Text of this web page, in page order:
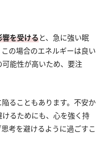
響を受けると、急に強い眠
の場合のエネルギーは良い
能性が高いため、要注
ることもあります。不安か
るためにも、心を強く持
考を避けるように過ごすこ